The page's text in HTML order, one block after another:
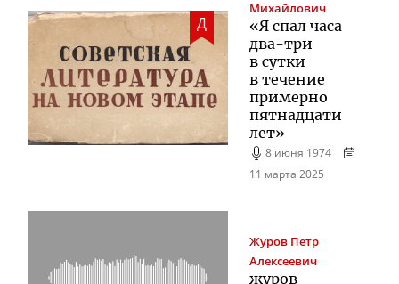
Д
Михайлович
«Я спал часа
два-три
в сутки
в течение
примерно
пятнадцати
лет»
8 июня 1974
11 марта 2025
Журов Петр
Алексеевич
журов